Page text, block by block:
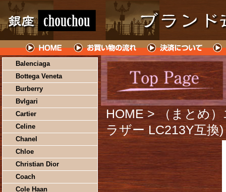
Balenciaga
Bottega Veneta
Burberry
Bvlgari
Cartier
Celine
Chanel
Chloe
Christian Dior
Coach
Cole Haan
HOME > （まとめ
ラザー LC213Y互換